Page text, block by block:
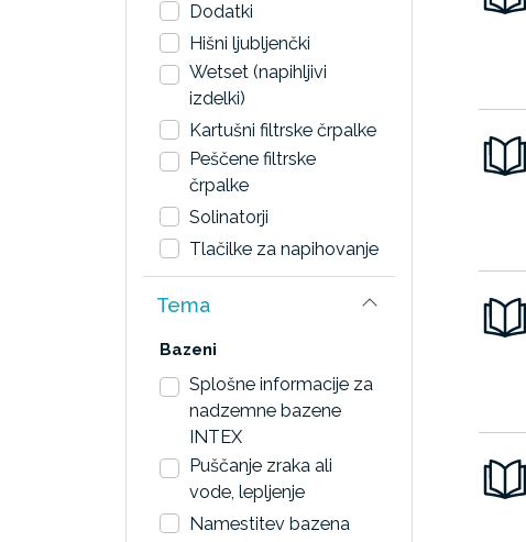
Dodatki
Hišni ljubljenčki
Wetset (napihljivi
izdelki)
Kartušni filtrske črpalke
Peščene filtrske
črpalke
Solinatorji
Tlačilke za napihovanje
Tema
Bazeni
Splošne informacije za
nadzemne bazene
INTEX
Puščanje zraka ali
vode, lepljenje
Namestitev bazena